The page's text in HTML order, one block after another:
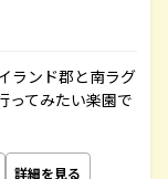
ランド郡と南ラグ
ってみたい楽園で
詳細を見る